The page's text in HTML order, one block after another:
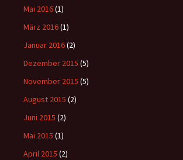
Mai 2016(1)
März 2016(1)
Januar 2016(2)
Dezember 2015 (5)
November 2015 (5)
August 2015 (2)
Juni 2015 (2)
Mai 2015 (1)
April 2015 (2)